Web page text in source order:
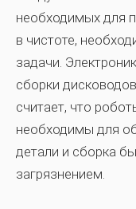
необходимых для
в чистоте,
задачи.
сборки
считает, что
необходимы для
детали и сборка
загрязнением.